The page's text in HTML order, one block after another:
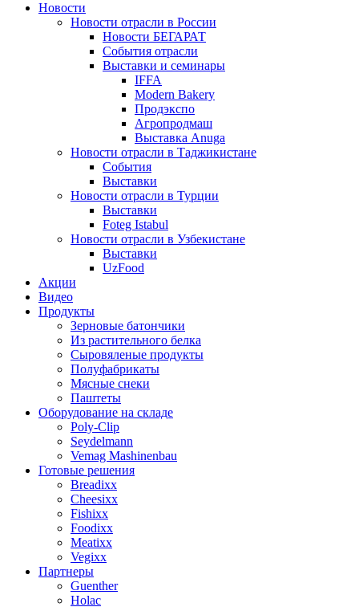
Новости
Новости отрасли в России
Новости БЕГАРАТ
События отрасли
Выставки и семинары
IFFA
Modern Bakery
Продэкспо
Агропродмаш
Выставка Anuga
Новости отрасли в Таджикистане
События
Выставки
Новости отрасли в Турции
Выставки
Foteg Istabul
Новости отрасли в Узбекистане
Выставки
UzFood
Акции
Видео
Продукты
Зерновые батончики
Из растительного белка
Сыровяленые продукты
Полуфабрикаты
Мясные снеки
Паштеты
Оборудование на складе
Poly-Clip
Seydelmann
Vemag Mashinenbau
Готовые решения
Breadixx
Cheesixx
Fishixx
Foodixx
Meatixx
Vegixx
Партнеры
Guenther
Holac